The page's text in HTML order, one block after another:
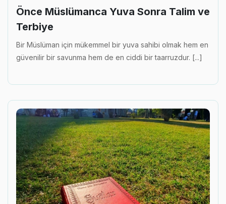
Önce Müslümanca Yuva Sonra Talim ve
Terbiye
Bir Müslüman için mükemmel bir yuva sahibi olmak hem en
güvenilir bir savunma hem de en ciddi bir taarruzdur. [...]